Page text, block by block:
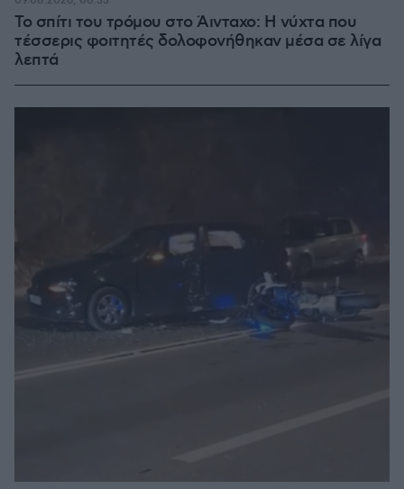
Το σπίτι του τρόμου στο Άινταχο: Η νύχτα που
τέσσερις φοιτητές δολοφονήθηκαν μέσα σε λίγα
λεπτά